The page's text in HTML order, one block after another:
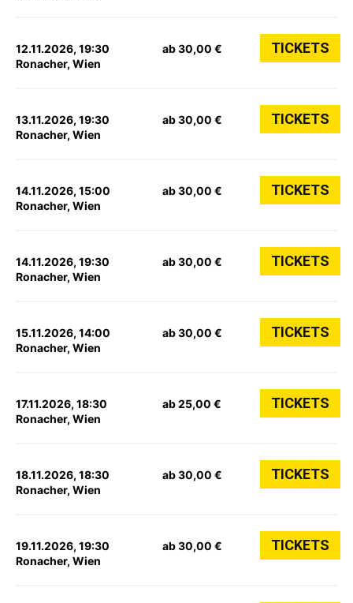
12.11.2026, 19:30
Ronacher, Wien
ab 30,00 € TICKETS
13.11.2026, 19:30
Ronacher, Wien
ab 30,00 € TICKETS
14.11.2026, 15:00
Ronacher, Wien
ab 30,00 € TICKETS
14.11.2026, 19:30
Ronacher, Wien
ab 30,00 € TICKETS
15.11.2026, 14:00
Ronacher, Wien
ab 30,00 € TICKETS
17.11.2026, 18:30
Ronacher, Wien
ab 25,00 € TICKETS
18.11.2026, 18:30
Ronacher, Wien
ab 30,00 € TICKETS
19.11.2026, 19:30
Ronacher, Wien
ab 30,00 € TICKETS